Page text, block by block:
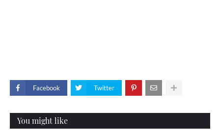
Facebook Twitter
You might like